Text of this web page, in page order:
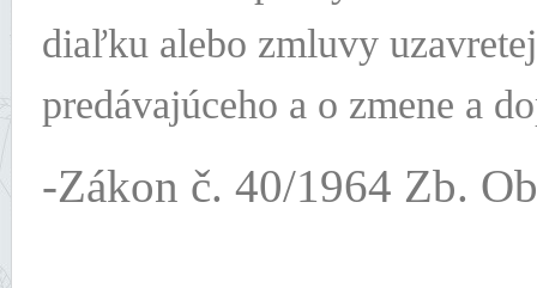
diaľku alebo zmluvy
predávajúceho a o zmene a
-Zákon č. 40/1964 Zb.